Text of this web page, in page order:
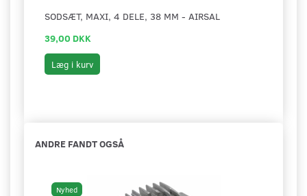
SODSÆT, MAXI, 4 DELE, 38 MM - AIRSAL
39,00 DKK
Læg i kurv
ANDRE FANDT OGSÅ
Nyhed